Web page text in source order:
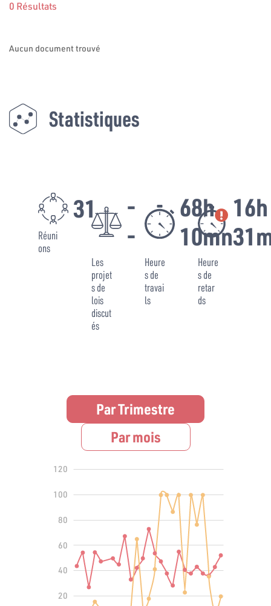
0 Résultats
Aucun document trouvé
Statistiques
31
Réuni
ons
-
-
Les
projet
s de
lois
discut
és
68h
10mn
Heure
s de
travai
ls
16h
Heure
s de
retar
ds
Par Trimestre
Par mois
100
20
40
60
80
100
120